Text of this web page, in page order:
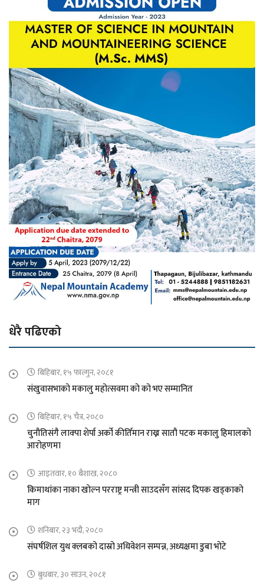
धेरै पढिएको
बिहिबार, १५ फाल्गुन, २०८१
संखुवासभाको मकालु महोत्सवमा को को भए सम्मानित
बिहिबार, १५ चैत्र, २०८०
चुनौतिसंगै लाक्पा शेर्पा अर्को कीर्तिमान राख्न सातौ पटक मकालु हिमालको
आरोहणमा
आइतवार, १० बैशाख, २०८०
किमाथांका नाका खोल्न परराष्ट्र मन्त्री साउदसँग सांसद दिपक खड्काको
माग
शनिबार, २३ भदौ, २०८०
संघर्षशिल युथ क्लबको दास्रो अधिवेशन सम्पन्न, अध्यक्षमा डुबा भोटे
बुधबार, ३० साउन, २०८१